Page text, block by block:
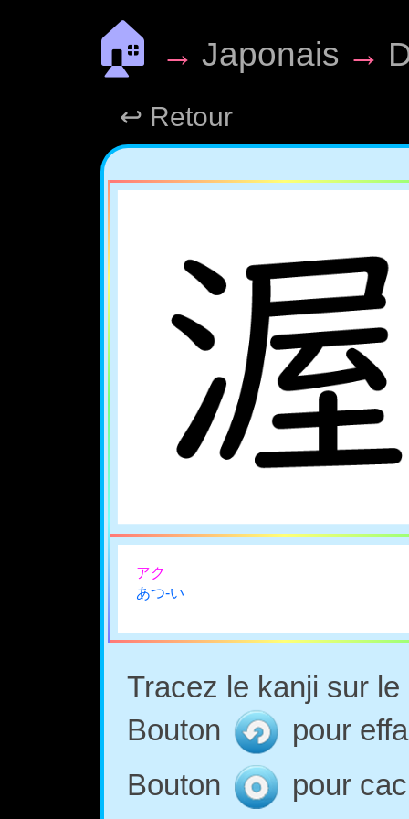
🏠 → Japonais →
↩ Retour
アク
あつ-い
Tracez le kanji sur
Bouton
pour
Bouton
pour